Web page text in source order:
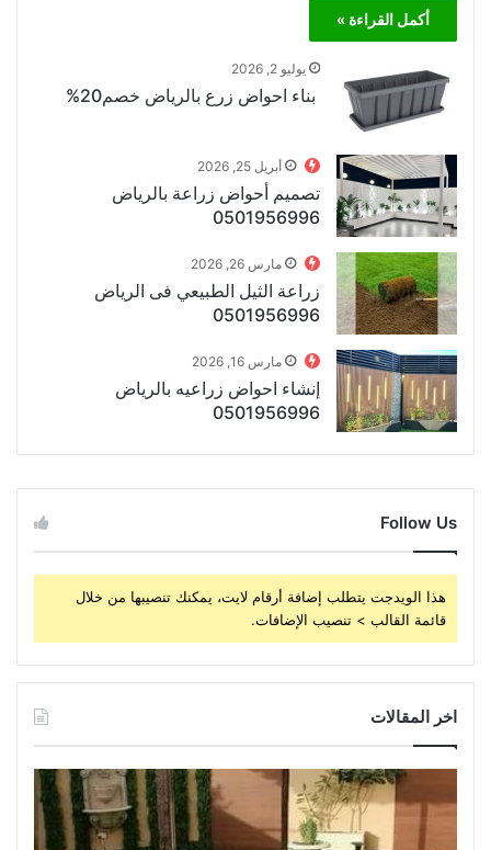
أكمل القراءة »
يوليو 2, 2026
بناء احواض زرع بالرياض خصم20%
أبريل 25, 2026
تصميم أحواض زراعة بالرياض
0501956996
مارس 26, 2026
زراعة الثيل الطبيعي فى الرياض
0501956996
مارس 16, 2026
إنشاء احواض زراعيه بالرياض
0501956996
Follow Us
هذا الويدجت يتطلب إضافة أرقام لايت، يمكنك تنصيبها من خلال
قائمة القالب > تنصيب الإضافات.
اخر المقالات